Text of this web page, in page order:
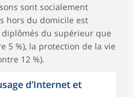
sont socialement
hors du domicile est
du supérieur que
5 %), la protection de la vie
12 %).
d’Internet et